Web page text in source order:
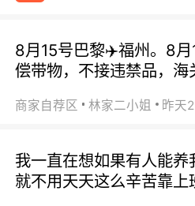
8月15号巴黎✈️福州。8
偿带物，不接违禁品，海
商家自荐区 林家二小姐 昨天
我一直在想如果有人能
就不用天天这么辛苦靠上